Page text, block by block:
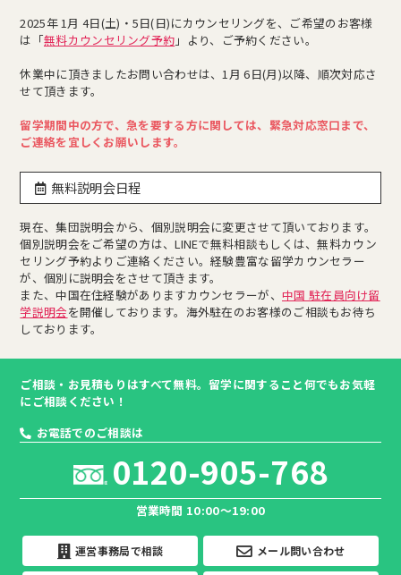
2025年 1月 4日(土)・5日(日)にカウンセリングを、ご希望のお客様
は「無料カウンセリング予約 」より、ご予約ください。
休業中に頂きましたお問い合わせは、1月 6日(月)以降、順次対応さ
せて頂きます。
留学期間中の方で、急を要する方に関しては、緊急対応窓口まで、
ご連絡を宜しくお願いします。
無料説明会日程
現在、集団説明会から、個別説明会に変更させて頂いております。
個別説明会をご希望の方は、LINEで無料相談もしくは、無料カウン
セリング予約よりご連絡ください。経験豊富な留学カウンセラー
が、個別に説明会をさせて頂きます。
また、中国在住経験がありますカウンセラーが、 中国 駐在員向け留
学説明会を開催しております。海外駐在のお客様のご相談もお待ち
しております。
ご相談・お見積もりはすべて無料。留学に関すること何でもお気軽
にご相談ください！
お電話でのご相談は
0120-905-768
営業時間 10:00～19:00
運営事務局で相談 メール問い合わせ